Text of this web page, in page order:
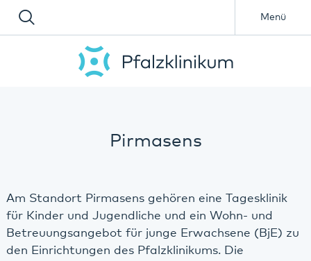
Menü
Pirmasens
Am Standort Pirmasens gehören eine Tagesklinik
für Kinder und Jugendliche und ein Wohn- und
Betreuungsangebot für junge Erwachsene (BjE) zu
den Einrichtungen des Pfalzklinikums. Die